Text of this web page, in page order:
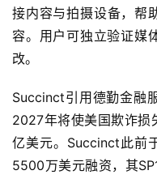
接内容与拍摄设备，帮
容。用户可独立验证媒
改。
Succinct引用德勤金融
2027年将使美国欺诈
亿美元。Succinct此前
5500万美元融资，其